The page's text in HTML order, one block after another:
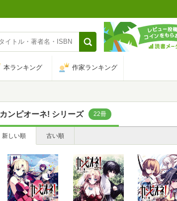
本ランキング 作家ランキング
カンピオーネ! シリーズ 22冊
新しい順 古い順